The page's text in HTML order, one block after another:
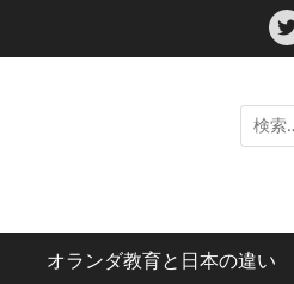
検
索:
オランダ教育と日本の違い